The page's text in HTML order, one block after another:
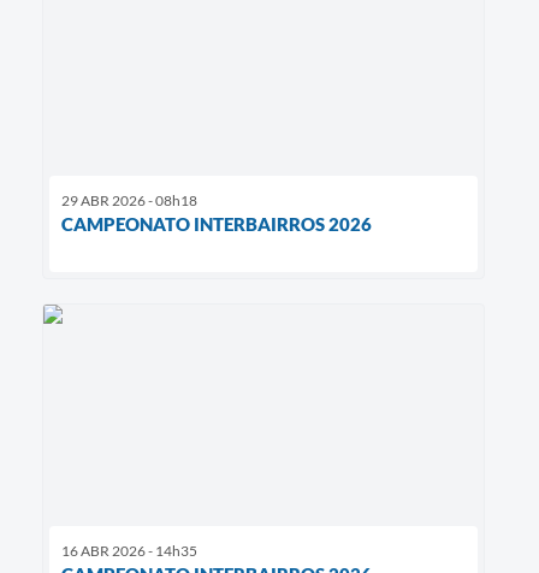
29 ABR 2026 - 08h18
CAMPEONATO INTERBAIRROS 2026
16 ABR 2026 - 14h35